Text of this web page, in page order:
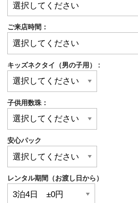
ご来店時間：
キッズネクタイ（男の子用） :
子供用数珠：
安心パック
レンタル期間（お渡し日から）